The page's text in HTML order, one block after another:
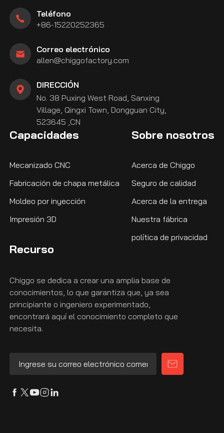
Teléfono
+86-15220252365
Correo electrónico
allen@chiggofactory.com
DIRECCIÓN
No. 38 Puxing West Road, Sanxing
Village, Qingxi Town, Dongguan City,
523645 ,CN
Capacidades
Mecanizado CNC
Fabricación de chapa metálica
Moldeo por inyección
Impresión 3D
Sobre nosotros
Acerca de Chiggo
Seguro de calidad
Acerca de la entrega
Nuestra fábrica
política de privacidad
Recurso
Chiggo se dedica a crear una amplia base de
conocimientos, lo que garantiza que, ya sea
principiante o ingeniero experimentado,
encontrará aquí el conocimiento completo que
necesita.